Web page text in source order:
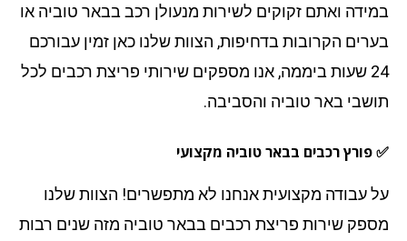
ואתם זקוקים לשירות מנעולן רכב בבאר טוביה או
הקרובות בדחיפות, הצוות שלנו כאן זמין עבורכם
24 שעות ביממה, אנו מספקים שירותי פריצת רכבים לכל
באר טוביה והסביבה.
פורץ רכבים בבאר טוביה מקצועי
עבודה מקצועית אנחנו לא מתפשרים! הצוות שלנו
שירות פריצת רכבים בבאר טוביה מזה שנים רבות